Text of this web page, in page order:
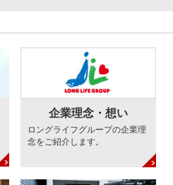
企業理念・想い
ロングライフグループの企業理
念をご紹介します。